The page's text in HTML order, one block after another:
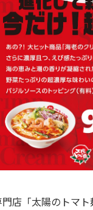
店「太陽のトマト